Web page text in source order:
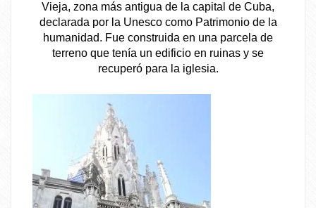
Vieja, zona más antigua de la capital de Cuba,
declarada por la Unesco como Patrimonio de la
humanidad. Fue construida en una parcela de
terreno que tenía un edificio en ruinas y se
recuperó para la iglesia.